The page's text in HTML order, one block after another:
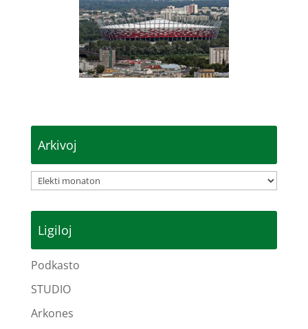
Arkivoj
Arkivoj
Ligiloj
Podkasto
STUDIO
Arkones